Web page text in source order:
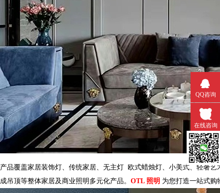
产品覆盖家居装饰灯、传统家居、 无主灯 欧式蜡烛灯、小美式、轻奢艺术灯
成吊顶等整体家居及商业照明多元化产品。 OTL 照明 为您打造一站式购物
QQ咨询
在线咨询
微信扫一扫